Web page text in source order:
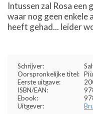
Intussen zal Rosa een
waar nog geen enkele
heeft gehad... leider
Schrijver:
Oorspronkelijke titel:
Eerste uitgave:
ISBN/EAN:
Ebook:
Uitgever: